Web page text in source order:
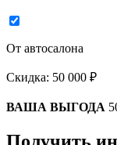
От автосалона
Скидка: 50 000 ₽
ВАША ВЫГОДА